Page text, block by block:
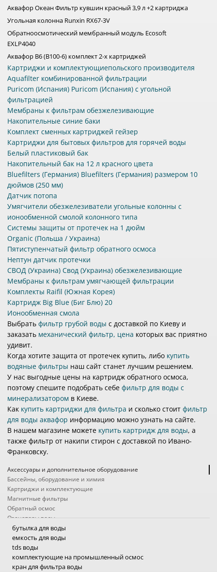
Аквафор Океан Фильтр кувшин красный 3,9 л +2 картриджа
Угольная колонна Runxin RX67-3V
Обратноосмотический мембранный модуль Ecosoft
EXLP4040
Аквафор B6 (В100-6) комплект 2-х картриджей
Картриджи и комплектующиепольского производителя
Aquafilter комбинированной фильтрации
Puricom (Испания) Puricom (Испания) с угольной
фильтрацией
Мембраны к фильтрам обезжелезивающие
Накопительные синие баки
Комплект сменных картриджей гейзер
Картриджи для бытовых фильтров для горячей воды
Белый пластиковый бак
Накопительный бак на 12 л красного цвета
Bluefilters (Германия) Bluefilters (Германия) размером 10
дюймов (250 мм)
Датчик потопа
Умягчители обезжелезиватели угольные колонны с
ионообменной смолой колонного типа
Системы защиты от протечек на 1 дюйм
Organic (Польша / Украина)
Пятиступенчатый фильтр обратного осмоса
Нептун датчик протечки
СВОД (Украина) Свод (Украина) обезжелезивающие
Мембраны к фильтрам умягчающей фильтрации
Комплекты Raifil (Южная Корея)
Картридж Big Blue (Биг Блю) 20
Ионообменная смола
Выбрать фильтр грубой воды с доставкой по Киеву и
заказать механический фильтр, цена которых вас приятно
удивит.
Когда хотите защита от протечек купить, либо купить
водяные фильтры наш сайт станет лучшим решением.
У нас выгодные цены на картридж обратного осмоса,
поэтому спешите подобрать себе фильтр для воды с
минерализатором в Киеве.
Как купить картриджи для фильтра и сколько стоит фильтр
для воды аквафор информацию можно узнать на сайте.
В нашем магазине можете купить картридж для воды, а
также фильтр от накипи стирон с доставкой по Ивано-
Франковску.
Аксессуары и дополнительное оборудование
Бассейны, оборудование и химия
Картриджи и комплектующие
Магнитные фильтры
Обратный осмос
Озонаторы воды
Походные фильтры
Проточные фильтры
Системы защиты от протечек
Системы очистки воды промышленные
Ультрафиолетовые фильтры для воды
бутылка для воды
емкость для воды
tds воды
комплектующие на промышленный осмос
кран для фильтра воды